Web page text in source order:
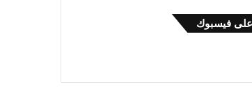
على فيسبوك